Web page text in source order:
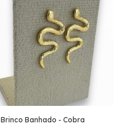
Brinco Banhado - Cobra